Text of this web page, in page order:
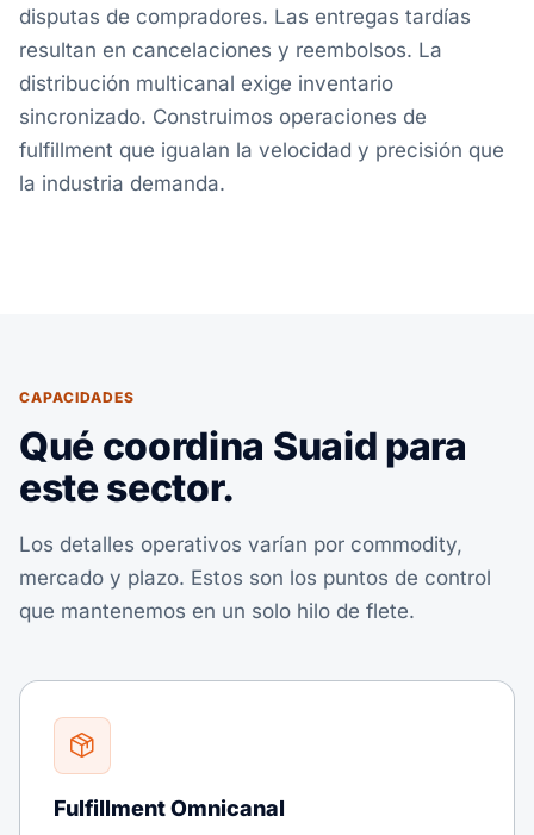
disputas de compradores. Las entregas tardías
resultan en cancelaciones y reembolsos. La
distribución multicanal exige inventario
sincronizado. Construimos operaciones de
fulfillment que igualan la velocidad y precisión que
la industria demanda.
CAPACIDADES
Qué coordina Suaid para
este sector.
Los detalles operativos varían por commodity,
mercado y plazo. Estos son los puntos de control
que mantenemos en un solo hilo de flete.
Fulfillment Omnicanal